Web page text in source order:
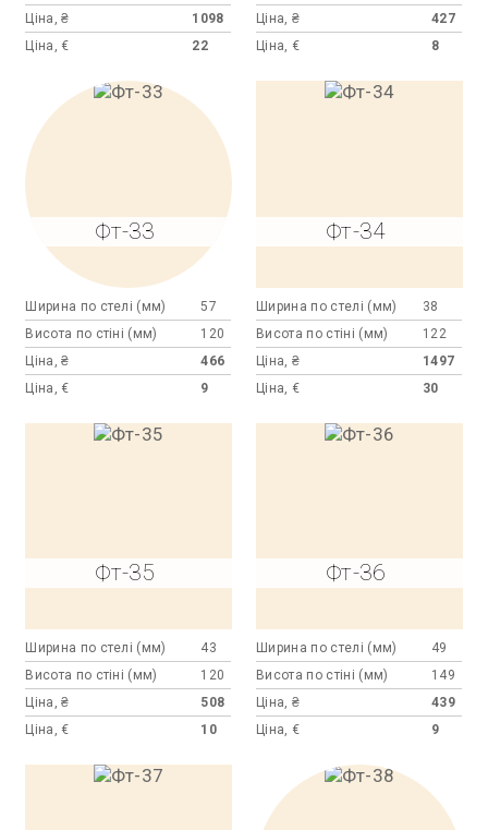
Ціна, ₴
1098
Ціна, €
22
Ціна, ₴
427
Ціна, €
8
Фт-33
Ширина по стелі (мм)
57
Висота по стіні (мм)
120
Ціна, ₴
466
Ціна, €
9
Фт-34
Ширина по стелі (мм)
38
Висота по стіні (мм)
122
Ціна, ₴
1497
Ціна, €
30
Фт-35
Ширина по стелі (мм)
43
Висота по стіні (мм)
120
Ціна, ₴
508
Ціна, €
10
Фт-36
Ширина по стелі (мм)
49
Висота по стіні (мм)
149
Ціна, ₴
439
Ціна, €
9